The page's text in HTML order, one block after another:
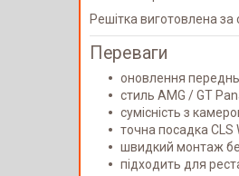
Решітка виготовлена за
Переваги
оновлення
стиль AMG / GT
сумісність з
точна посадка CLS
швидкий монтаж
підходить для